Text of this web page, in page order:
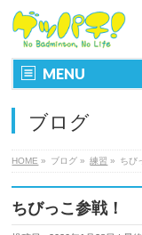
MENU
ブログ
HOME » ブログ » 練習 » ちび
ちびっこ参戦！